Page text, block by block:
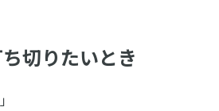
切りたいとき